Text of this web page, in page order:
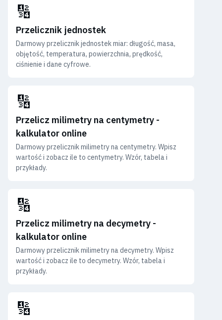
🔢
Przelicznik jednostek
Darmowy przelicznik jednostek miar: długość, masa,
objętość, temperatura, powierzchnia, prędkość,
ciśnienie i dane cyfrowe.
🔢
Przelicz milimetry na centymetry -
kalkulator online
Darmowy przelicznik milimetry na centymetry. Wpisz
wartość i zobacz ile to centymetry. Wzór, tabela i
przykłady.
🔢
Przelicz milimetry na decymetry -
kalkulator online
Darmowy przelicznik milimetry na decymetry. Wpisz
wartość i zobacz ile to decymetry. Wzór, tabela i
przykłady.
🔢